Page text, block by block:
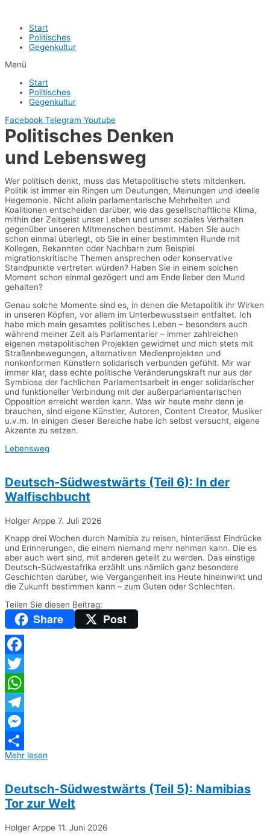
Start
Politisches
Gegenkultur
Menü
Start
Politisches
Gegenkultur
Facebook Telegram Youtube
Politisches Denken
und Lebensweg
Wer politisch denkt, muss das Metapolitische stets mitdenken.
Politik ist immer ein Ringen um Deutungen, Meinungen und ideelle
Hegemonie. Nicht allein parlamentarische Mehrheiten und
Koalitionen entscheiden darüber, wie das gesellschaftliche Klima,
mithin der Zeitgeist unser Leben und unser soziales Verhalten
gegenüber unseren Mitmenschen bestimmt. Haben Sie auch
schon einmal überlegt, ob Sie in einer bestimmten Runde mit
Kollegen, Bekannten oder Nachbarn zum Beispiel
migrationskritische Themen ansprechen oder konservative
Standpunkte vertreten würden? Haben Sie in einem solchen
Moment schon einmal gezögert und am Ende lieber den Mund
gehalten?
Genau solche Momente sind es, in denen die Metapolitik ihr Wirken
in unseren Köpfen, vor allem im Unterbewusstsein entfaltet. Ich
habe mich mein gesamtes politisches Leben – besonders auch
während meiner Zeit als Parlamentarier – immer zahlreichen
eigenen metapolitischen Projekten gewidmet und mich stets mit
Straßenbewegungen, alternativen Medienprojekten und
nonkonformen Künstlern solidarisch verbunden gefühlt. Mir war
immer klar, dass echte politische Veränderungskraft nur aus der
Symbiose der fachlichen Parlamentsarbeit in enger solidarischer
und funktioneller Verbindung mit der außerparlamentarischen
Opposition erreicht werden kann. Was wir heute mehr denn je
brauchen, sind eigene Künstler, Autoren, Content Creator, Musiker
u.v.m. In einigen dieser Bereiche habe ich selbst versucht, eigene
Akzente zu setzen.
Lebensweg
Deutsch-Südwestwärts (Teil 6): In der
Walfischbucht
Holger Arppe 7. Juli 2026
Knapp drei Wochen durch Namibia zu reisen, hinterlässt Eindrücke
und Erinnerungen, die einem niemand mehr nehmen kann. Die es
aber auch wert sind, mit anderen geteilt zu werden. Das einstige
Deutsch-Südwestafrika erzählt uns nämlich ganz besondere
Geschichten darüber, wie Vergangenheit ins Heute hineinwirkt und
die Zukunft bestimmen kann – zum Guten oder Schlechten.
Teilen Sie diesen Beitrag:
Share Post
Facebook
Twitter
WhatsApp
Telegram
Messenger
Teilen
Mehr lesen
Deutsch-Südwestwärts (Teil 5): Namibias
Tor zur Welt
Holger Arppe 11. Juni 2026